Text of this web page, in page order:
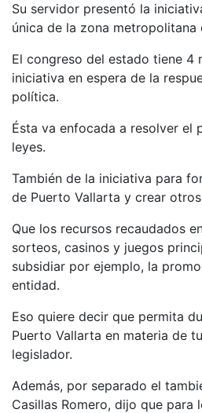
Su servidor presentó la
única de la zona metropolitana
El congreso del estado tiene 4
iniciativa en espera de la
política.
Ésta va enfocada a resolver el
leyes.
También de la iniciativa para
de Puerto Vallarta y crear
Que los recursos recaudados
sorteos, casinos y juegos
subsidiar por ejemplo, la
entidad.
Eso quiere decir que permita
Puerto Vallarta en materia de
legislador.
Además, por separado el
Casillas Romero, dijo que para